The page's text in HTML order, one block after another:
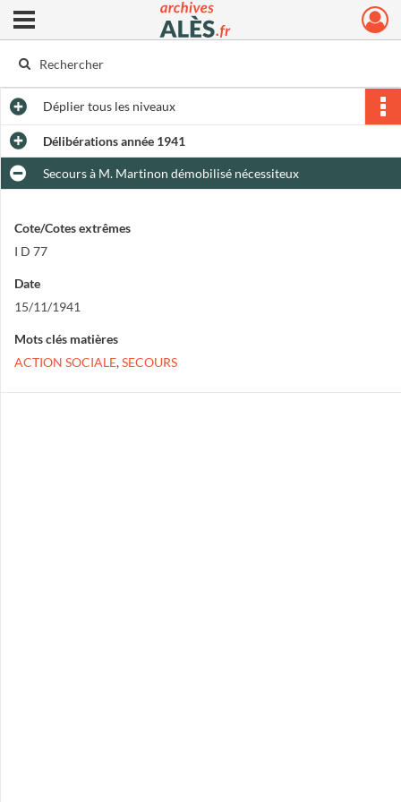
Archives municipales d'Alès
Ouvrir le menu déroulant
Dépliertous les niveaux
Délibérations année 1941
Secours à M. Martinon démobilisé nécessiteux
Cote/Cotes extrêmes
I D 77
Date
15/11/1941
Mots clés matières
ACTION SOCIALE,SECOURS